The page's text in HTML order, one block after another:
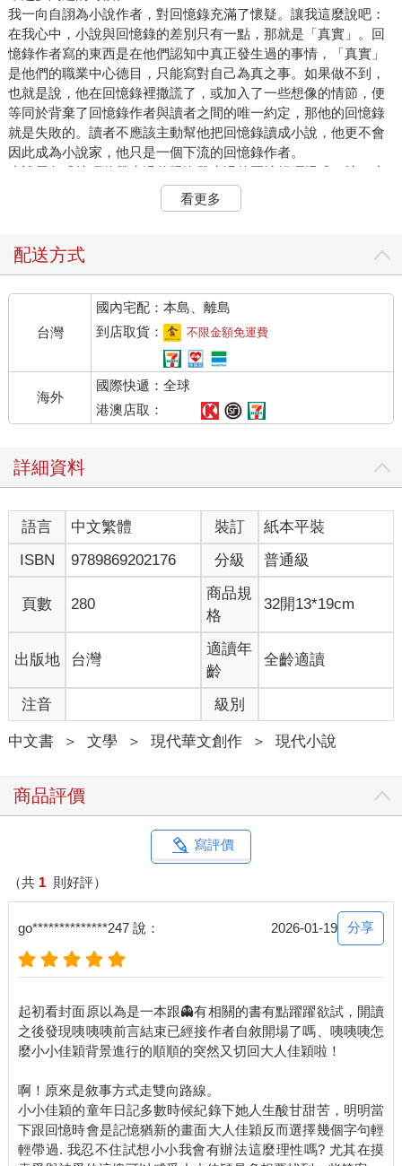
我一向自詡為小說作者，對回憶錄充滿了懷疑。讓我這麼說吧：
在我心中，小說與回憶錄的差別只有一點，那就是「真實」。回
憶錄作者寫的東西是在他們認知中真正發生過的事情，「真實」
是他們的職業中心德目，只能寫對自己為真之事。如果做不到，
也就是說，他在回憶錄裡撒謊了，或加入了一些想像的情節，便
等同於背棄了回憶錄作者與讀者之間的唯一約定，那他的回憶錄
就是失敗的。讀者不應該主動幫他把回憶錄讀成小說，他更不會
因此成為小說家，他只是一個下流的回憶錄作者。
小說用各式技巧將發生過的跟沒發生過的兩坨麵糰揉成一坨，小
說家不必回答有關小說真實性的問題，而問小說家作品是否為真
的人將受到永世無法領略小說之美好的嚴厲懲罰。
天份指的是你的命運，那些已經發生的事。所以人們有個錯覺，
多，而名人通常富有個人魅力。但只要你不在乎有沒有讀者，任
何人都可以寫回憶錄（其實不在乎有沒有讀者的話，寫什麼都可
以）。
小說家歐康納說：「任何熬過童年的人都有足夠支撐他後半輩子
的人生素材。」從這角度看，回憶錄作者不需要也無法精進自
己，唯一的條件大概是記憶力要好一點罷了。
我已經不記得我什麼時候開始寫〈不知道的人搖著他咚咚發響的
頭〉這篇小說了。寫到現在文字檔案上顯示是8328字，差不多是
麼慢的原因是我對自己偷渡進角色內心這事戒慎恐懼。寫到約莫
5000字開始，我知道主角72.63%的經驗是我，寫到10000字，主
角說話的口氣，對事物的反應，敘事者選擇看見的，忽略的，全
部都是我。好不容易寫到快40000字，某次重讀後我突然決定角色
如果是獨立的話，他的內心是無法得知的，於是我把「他覺
得」、「他心想」、「他決定」、「他希望」、「他知道」等句
子全數刪除，然後我刪去了「應該」、「了解」、「故意」、
「不由自主」等詞後面的段落，接著我刪去了所有全知敘事者的
部分，再來我刪掉明白的譬喻，最後我連「愚蠢」、「無聊」、
「心動」、「忠實」等詞都刪了，並考慮是否要刪掉小說名裡的
「不知道」三字。小說晃晃剩不到四分之一，到現在我已經呈現
放棄的狀態，整篇小說越看越厭煩，像在看一個屁也不吭一聲的
實況主，人生24小時直播。他起床，他坐在桌子前，他舉起筷
子，他對鏡子眨眼睛，他在睡覺時喊個了「幹」字，老實說，小
說很難看。
有道理：任何熬過童年的人都有可以寫一輩子的東西。我還是想
完成那篇小說，我只是有點疲乏，鎮日在人稱代名詞對故事視角
想從小說裡休息一下，於是我想，眼看我防堵自己滲入小說角色
內心這事是要失敗了，不如來寫回憶錄，倒也還名正言順。
小學四年級的時候，我爸跟我媽離婚了。我爸媽離婚前一點跡象
也沒有，從我有印象開始，他們兩人總是有說有笑。只有幾次我
晚上從房間出來看見我爸跟我媽坐在客廳裡，桌上攤著幾堆紙，
我覺得家裡怪怪的，也說不上來到底是哪裡怪，那時我以為是電
視沒有打開的關係。聽來很不可思議，但我得說，一次，到我爸
吵架。
當時我有個同學叫周可儀，有時候她一早來上學臉部表情不太友
善，我問她怎麼了，她會說出「我爸媽昨天吵架害我沒有睡好」
睡好啊？沒睡好表示很晚睡，根本就是炫耀啊。我問她「為什
麼？」
「因為我一直坐在房門口，確定我爸沒有殺掉我媽，到最後他們
都去睡了我才敢去睡。」周可儀說。我則因為這種回答太超出我
看更多
配送方式
台灣
國內宅配：本島、離島
到店取貨：
不限金額免運費
海外
國際快遞：全球
港澳店取：
詳細資料
語言 中文繁體 裝訂
紙本平裝
ISBN
9789869202176 分級 普通級
頁數 280
商品規
格
32開13*19cm
出版地 台灣
適讀年
齡
全齡適讀
注音 級別
中文書 ＞ 文學 ＞ 現代華文創作 ＞ 現代小說
商品評價
寫評價
（共 1 則好評）
go**************247 說： 2026-01-19 分享
起初看封面原以為是一本跟👻有相關的書有點躍躍欲試，開讀
之後發現咦咦咦前言結束已經接作者自敘開場了嗎、咦咦咦怎
麼小小佳穎背景進行的順順的突然又切回大人佳穎啦！
啊！原來是敘事方式走雙向路線。
小小佳穎的童年日記多數時候紀錄下她人生酸甘甜苦，明明當
下跟回憶時會是記憶猶新的畫面大人佳穎反而選擇幾個字句輕
輕帶過. 我忍不住試想小小我會有辦法這麼理性嗎? 尤其在摸